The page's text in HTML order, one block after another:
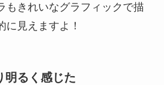
もきれいなグラフィックで描
に見えますよ！
明るく感じた